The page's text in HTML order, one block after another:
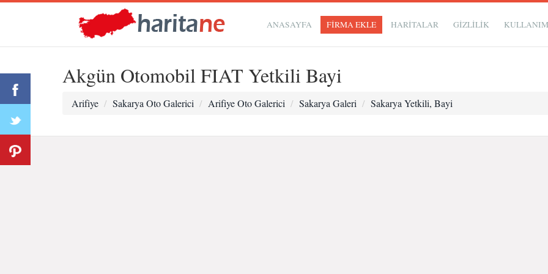
ANASAYFA FİRMA EKLE HARİTALAR GIZLILIK
Akgün Otomobil FIAT Yetkili Bayi
Arifiye Sakarya Oto Galerici Arifiye Oto Galerici Sakarya Galeri Sakarya Yetkili, Bayi